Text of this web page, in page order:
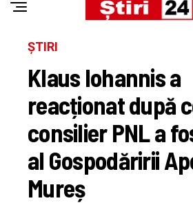
ȘTIRI
Klaus Iohannis a
reacționat după
consilier PNL a
al Gospodăririi
Mureș